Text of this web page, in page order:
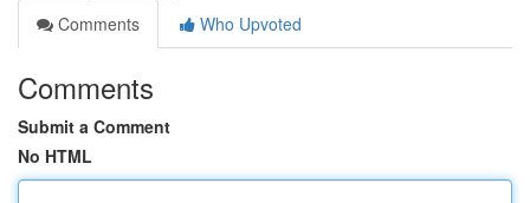
Comments
Who Upvoted
Comments
Submit a Comment
No HTML